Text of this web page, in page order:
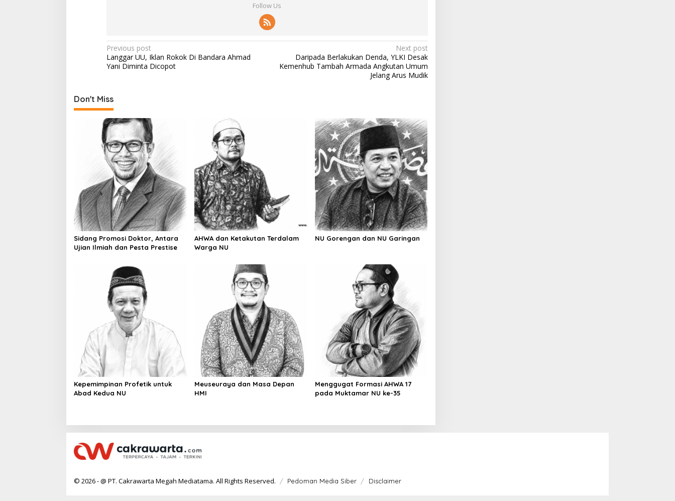
Follow Us
P
o
n
a
v
i
g
a
t
i
o
n
Previous post
Langgar UU, Iklan Rokok Di Bandara Ahmad
Yani Diminta Dicopot
Next post
Daripada Berlakukan Denda, YLKI Desak
Kemenhub Tambah Armada Angkutan Umum
Jelang Arus Mudik
Don't Miss
Sidang Promosi Doktor, Antara
Ujian Ilmiah dan Pesta Prestise
AHWA dan Ketakutan Terdalam
Warga NU
NU Gorengan dan NU Garingan
Kepemimpinan Profetik untuk
Abad Kedua NU
Meuseuraya dan Masa Depan
HMI
Menggugat Formasi AHWA 17
pada Muktamar NU ke-35
© 2026 - @ PT. Cakrawarta Megah Mediatama. All Rights Reserved. Pedoman Media Siber Disclaimer